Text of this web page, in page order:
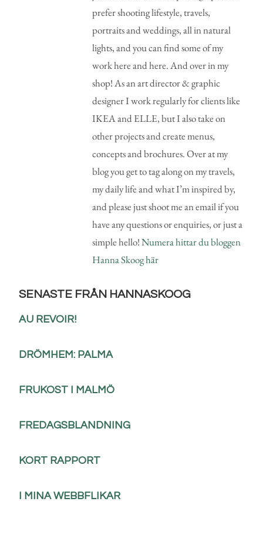
prefer shooting lifestyle, travels,
portraits and weddings, all in natural
lights, and you can find some of my
work here and here. And over in my
shop! As an art director & graphic
designer I work regularly for clients like
IKEA and ELLE, but I also take on
other projects and create menus,
concepts and brochures. Over at my
blog you get to tag along on my travels,
my daily life and what I’m inspired by,
and please just shoot me an email if you
have any questions or enquiries, or just a
simple hello!Numera hittar du bloggen
Hanna Skoog här
SENASTE FRÅN HANNASKOOG
AU REVOIR!
DRÖMHEM: PALMA
FRUKOST I MALMÖ
FREDAGSBLANDNING
KORT RAPPORT
I MINA WEBBFLIKAR